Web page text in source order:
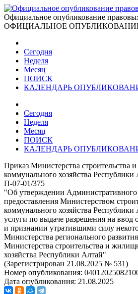
Официальное опубликование
ОФИЦИАЛЬНОЕ
Сегодня
Неделя
Месяц
ПОИСК
КАЛЕНДАРЬ
Сегодня
Неделя
Месяц
ПОИСК
КАЛЕНДАРЬ
Приказ Министерства строительства
коммунального хозяйства
П-07-01/375
"Об утверждении Административного
предоставления Министерством
коммунального хозяйства Республики
услуги по выдаче разрешения на ввод
и признании утратившими силу
Министерства регионального
Министерства строительства и
хозяйства Республики Алтай"
(Зарегистрирован 21.08.2025 № 531)
Номер опубликования:
Дата опубликования: 21.08.2025